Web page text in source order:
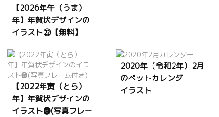
【2026年午（うま）
年】年賀状デザインの
イラスト㉒【無料】
【2022年寅（とら）
年】年賀状デザインの
イラスト❻(写真フレー
2020年（令和2年）2月
のペットカレンダー
イラスト